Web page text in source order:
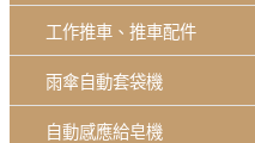
工作推車、推車配件
雨傘自動套袋機
自動感應給皂機